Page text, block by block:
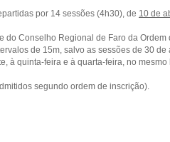
por 14 sessões (4h30), de 10 de
do Conselho Regional de Faro da
de 15m, salvo as sessões de 30
à quinta-feira e à quarta-feira, no
segundo ordem de inscrição).